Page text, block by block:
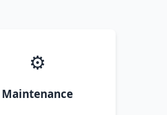
⚙️
Maintenance